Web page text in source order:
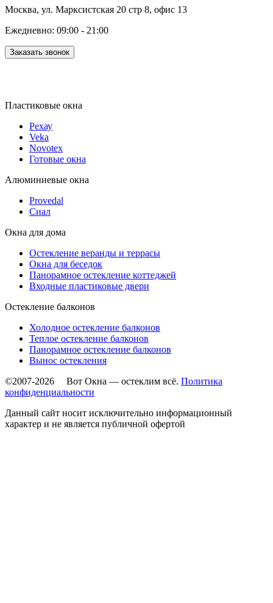
Москва, ул. Марксистская 20 стр 8, офис 13
Ежедневно: 09:00 - 21:00
Заказать звонок
Пластиковые окна
Рехау
Veka
Novotex
Готовые окна
Алюминиевые окна
Provedal
Сиал
Окна для дома
Остекление веранды и террасы
Окна для беседок
Панорамное остекление коттеджей
Входные пластиковые двери
Остекление балконов
Холодное остекление балконов
Теплое остекление балконов
Панорамное остекление балконов
Вынос остекления
©2007-2026 Вот Окна — остеклим всё. Политика
конфиденциальности
Данный сайт носит исключительно информационный
характер и не является публичной офертой